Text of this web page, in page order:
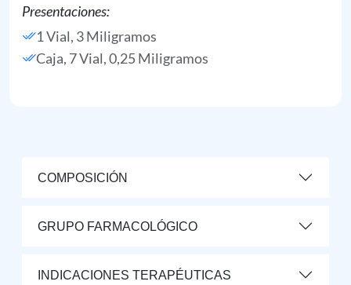
Presentaciones:
1 Vial, 3 Miligramos
Caja, 7 Vial, 0,25 Miligramos
COMPOSICIÓN
GRUPO FARMACOLÓGICO
INDICACIONES TERAPÉUTICAS